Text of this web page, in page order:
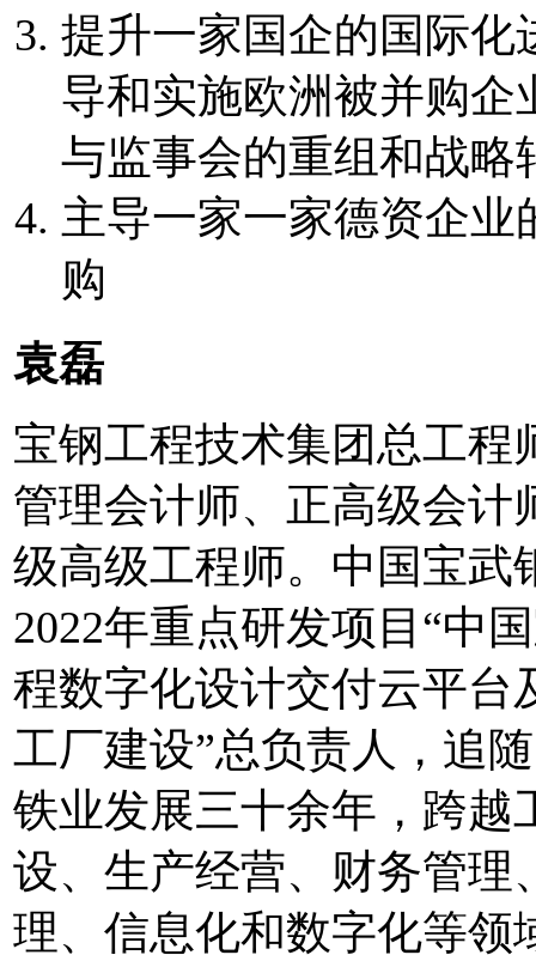
提升一家国企的国际化
导和实施欧洲被并购企
与监事会的重组和战略
主导一家一家德资企业
购
袁磊
宝钢工程技术集团总工程
管理会计师、正高级会计
级高级工程师。中国宝武
2022年重点研发项目“中
程数字化设计交付云平台
工厂建设”总负责人，追
铁业发展三十余年，跨越
设、生产经营、财务管理
理、信息化和数字化等领